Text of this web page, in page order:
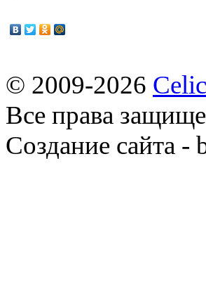
© 2009-2026
Все права
Cоздание сайта -